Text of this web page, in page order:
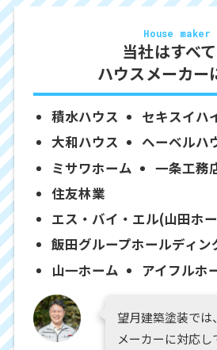
House maker
当社はすべ
ハウスメーカー
積水ハウス
セキスイハ
大和ハウス
ヘーベルハ
ミサワホーム
一条工務
住友林業
エス・バイ・エル(山田ホ
飯田グループホールディン
山一ホーム
アイフルホ
望月建築塗装では
メーカーに対応し